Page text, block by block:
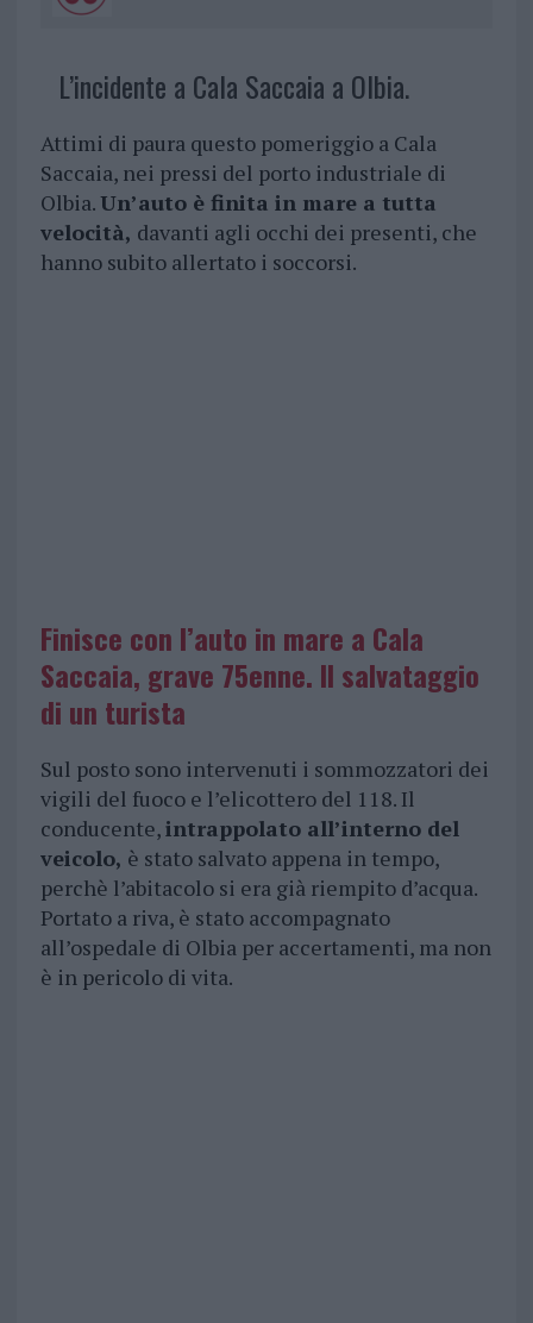
L’incidente a Cala Saccaia a Olbia.
Attimi di paura questo pomeriggio a Cala
Saccaia, nei pressi del porto industriale di
Olbia.Un’auto è finita in mare a tutta
velocità, davanti agli occhi dei presenti, che
hanno subito allertato i soccorsi.
Finisce con l’auto in mare a Cala
Saccaia, grave 75enne. Il salvataggio
di un turista
Sul posto sono intervenuti i sommozzatori dei
vigili del fuoco e l’elicottero del 118. Il
conducente,intrappolato all’interno del
veicolo, è stato salvato appena in tempo,
perchè l’abitacolo si era già riempito d’acqua.
Portato a riva, è stato accompagnato
all’ospedale di Olbia per accertamenti, ma non
è in pericolo di vita.